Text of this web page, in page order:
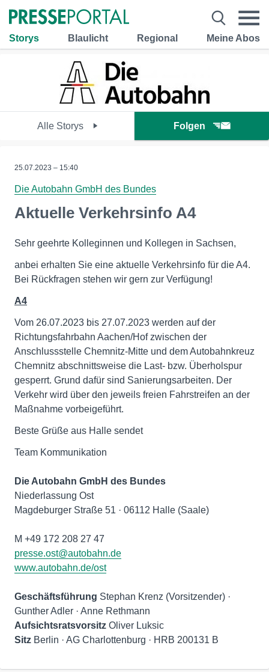
Storys Blaulicht Regional Meine Abos
Alle Storys Folgen
25.07.2023 – 15:40
Die Autobahn GmbH des Bundes
Aktuelle Verkehrsinfo A4
Sehr geehrte Kolleginnen und Kollegen in Sachsen,
anbei erhalten Sie eine aktuelle Verkehrsinfo für die A4.
Bei Rückfragen stehen wir gern zur Verfügung!
A4
Vom 26.07.2023 bis 27.07.2023 werden auf der
Richtungsfahrbahn Aachen/Hof zwischen der
Anschlussstelle Chemnitz-Mitte und dem Autobahnkreuz
Chemnitz abschnittsweise die Last- bzw. Überholspur
gesperrt. Grund dafür sind Sanierungsarbeiten. Der
Verkehr wird über den jeweils freien Fahrstreifen an der
Maßnahme vorbeigeführt.
Beste Grüße aus Halle sendet
Team Kommunikation
Die Autobahn GmbH des Bundes
Niederlassung Ost
Magdeburger Straße 51 · 06112 Halle (Saale)
presse.ost@autobahn.de
www.autobahn.de/ost
Geschäftsführung Stephan Krenz (Vorsitzender) ·
Aufsichtsratsvorsitz
Sitz Berlin · AG Charlottenburg · HRB 200131 B